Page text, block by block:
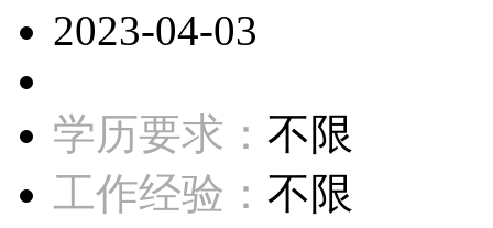
2023-04-03
学历要求： 不限
工作经验： 不限